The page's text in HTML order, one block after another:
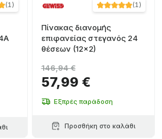
(1) (1)
Πίνακας διανομής
επιφανείας στεγανός 24
θέσεων (12x2)
57,99 €
146,94 €
Εξπρές παράδοση
Προσθήκη στο καλάθι